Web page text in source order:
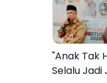
"Anak Tak
Selalu Jadi